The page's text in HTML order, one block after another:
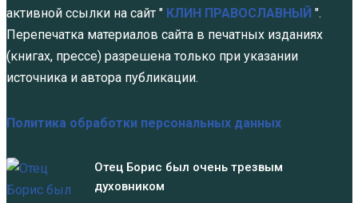
активной ссылки на сайт " КЛИН ПРАВОСЛАВНЫЙ ".
Перепечатка материалов сайта в печатных изданиях
(книгах, прессе) разрешена только при указании
источника и автора публикации.
Политика обработки персональных данных
Отец Борис был очень трезвым
духовником